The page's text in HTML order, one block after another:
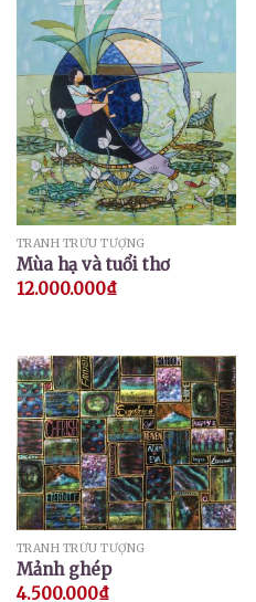
TRANH TRỪU TƯỢNG
Mùa hạ và tuổi thơ
12.000.000₫
TRANH TRỪU TƯỢNG
Mảnh ghép
4.500.000₫